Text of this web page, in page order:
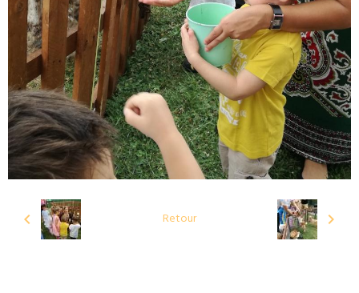
Retour